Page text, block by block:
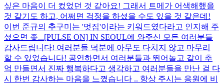
싶은 마음이 더 컸었던 것 같아요! 그래서 트메가 어색해했을
것 같기도 하고, 어쩌면 걱정을 하셨을 수도 있을 것 같은데!
이번 준규의 추구미는 '멋짐'이라는 키워드였다라고 인지해 주
셨으면 좋...[PULSE ON] IN SEOUL에 와주신 모든 여러분들
감사드립니다! 여러분들 덕분에 아무도 다치지 않고 마무리
할 수 있었습니다! 공연하면서 여러분들과 뛰어놀고 같이 추
억 만들면서 진짜 행복하다고 생각하고 여러분들을 만난 걸 다
시 한번 감사하는 마음을 느꼈습니다 .. 항상 주시는 응원에 비